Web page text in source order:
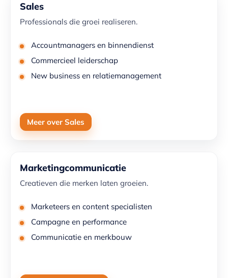
Sales
Professionals die groei realiseren.
Accountmanagers en binnendienst
Commercieel leiderschap
New business en relatiemanagement
Meer over Sales
Marketingcommunicatie
Creatieven die merken laten groeien.
Marketeers en content specialisten
Campagne en performance
Communicatie en merkbouw